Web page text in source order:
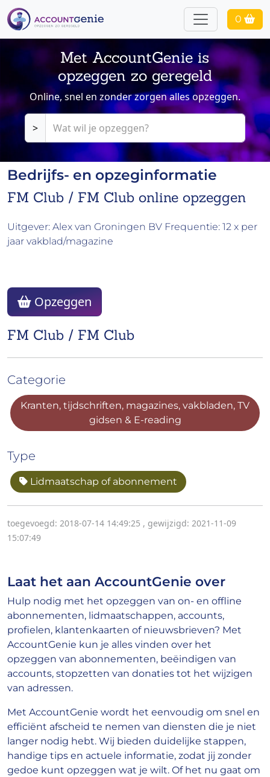
0
Met AccountGenie is
opzeggen zo geregeld
Online, snel en zonder zorgen alles opzeggen.
>
Bedrijfs- en opzeginformatie
FM Club / FM Club online opzeggen
Uitgever: Alex van Groningen BV Frequentie: 12 x per
jaar vakblad/magazine
FM Club / FM Club
Opzeggen
Categorie
Kranten, tijdschriften, magazines, vakbladen, TV
gidsen & E-reading
Type
Lidmaatschap of abonnement
toegevoegd: 2018-07-14 14:49:25 , gewijzigd: 2021-11-09
15:07:49
Laat het aan AccountGenie over
Hulp nodig met het opzeggen van on- en offline
abonnementen, lidmaatschappen, accounts,
profielen, klantenkaarten of nieuwsbrieven? Met
AccountGenie kun je alles vinden over het
opzeggen van abonnementen, beëindigen van
accounts, stopzetten van donaties tot het wijzigen
van adressen.
Met AccountGenie wordt het eenvoudig om snel en
efficiënt afscheid te nemen van diensten die je niet
langer nodig hebt. Wij bieden duidelijke stappen,
handige tips en actuele informatie, zodat jij zonder
gedoe kunt opzeggen wat je wilt. Of het nu gaat om